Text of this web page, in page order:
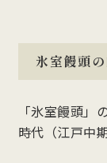
氷室饅頭
「氷室饅頭
時代（江戸中